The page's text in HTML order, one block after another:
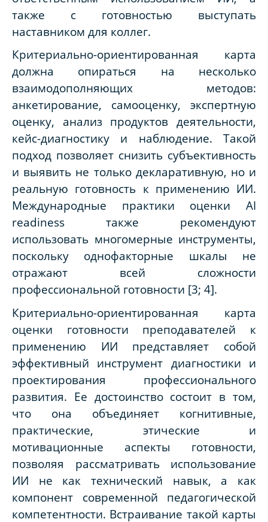
также с готовностью выступать
наставником для коллег.
Критериально-ориентированная карта
должна опираться на несколько
взаимодополняющих методов:
анкетирование, самооценку, экспертную
оценку, анализ продуктов деятельности,
кейс-диагностику и наблюдение. Такой
подход позволяет снизить субъективность
и выявить не только декларативную, но и
реальную готовность к применению ИИ.
Международные практики оценки AI
readiness также рекомендуют
использовать многомерные инструменты,
поскольку однофакторные шкалы не
отражают всей сложности
профессиональной готовности [3; 4].
Критериально-ориентированная карта
оценки готовности преподавателей к
применению ИИ представляет собой
эффективный инструмент диагностики и
проектирования профессионального
развития. Ее достоинство состоит в том,
что она объединяет когнитивные,
практические, этические и
мотивационные аспекты готовности,
позволяя рассматривать использование
ИИ не как технический навык, а как
компонент современной педагогической
компетентности. Встраивание такой карты